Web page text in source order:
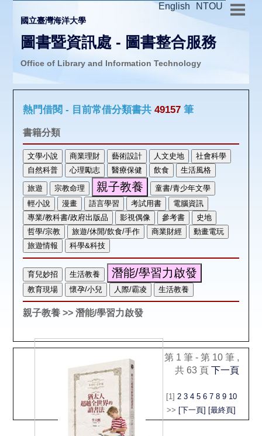
NTOU
English
國立臺灣海洋大學
圖書暨資訊處 - 圖書整合服務
Office of Library and Information Technology
推廣活動
圖書互借
線上報名
申請表單
空間借用
熱門借閱
個人借閱
熱門借閱 - 目前常借分類書共 49157筆
書籍分類
親子教養>> 潛能/學習力啟發
第 1 筆 - 第 10 筆 ,
共 63 頁下一頁
[1] 2 3 4 5 6 7 8 9 10
>> [下一頁] [最終頁]